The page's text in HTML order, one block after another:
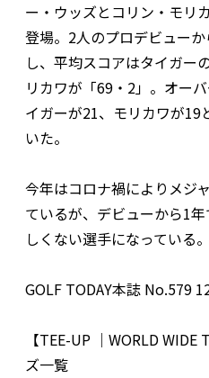
ー・ウッズとコリン・モリ
登場。2人のプロデビュー
し、平均スコアはタイガー
リカワが「69・2」。オー
イガーが21、モリカワが19
いた。
今年はコロナ禍によりメジ
ているが、デビューから1
しくない選手になっている。
GOLF TODAY本誌 No.579
【TEE-UP ｜WORLD
ズ一覧